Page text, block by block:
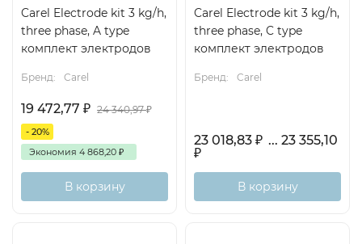
Carel Electrode kit 3 kg/h,
three phase, A type
комплект электродов
Бренд: Carel
19 472,77 ₽ 24 340,97₽
- 20%
Экономия 4 868,20 ₽
В корзину
Carel Electrode kit 3 kg/h,
three phase, C type
комплект электродов
Бренд: Carel
23 018,83 ₽ ... 23 355,10
₽
В корзину